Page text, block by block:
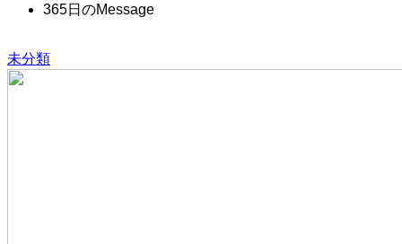
365日のMessage
未分類